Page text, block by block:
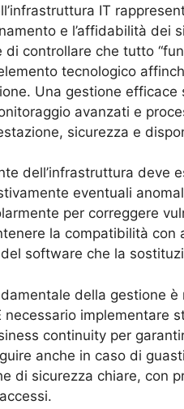
IT
e l’affidabilità dei
di controllare che tutto
tecnologico
Una gestione
avanzati e
sicurezza e
dell’infrastruttura deve
eventuali
per correggere
la compatibilità con
software che la
della gestione
necessario implementare
continuity per
anche in caso di
di sicurezza chiare, con